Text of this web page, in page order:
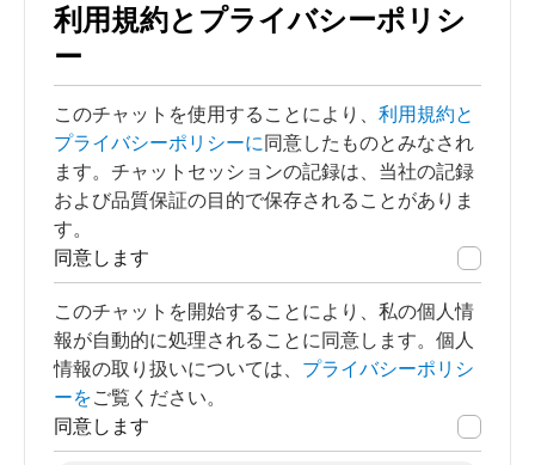
利用規約とプライバシーポリシ
ー
このチャットを使用することにより、 利用規約と
プライバシーポリシーに 同意したものとみなされ
ます。チャットセッションの記録は、当社の記録
および品質保証の目的で保存されることがありま
す。
同意します
このチャットを開始することにより、私の個人情
報が自動的に処理されることに同意します。個人
情報の取り扱いについては、 プライバシーポリシ
ーをご覧ください。
同意します